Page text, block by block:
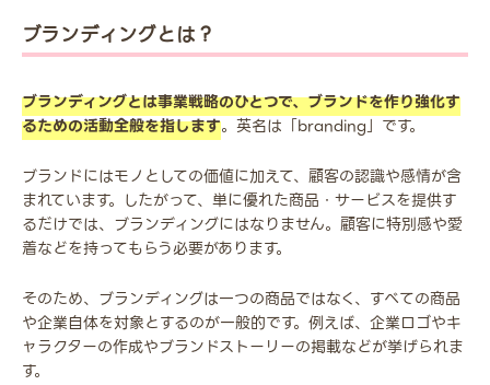
ブランディングとは？
ブランディングとは事業戦略のひとつで、ブランドを作り強化す
るための活動全般を指します。英名は「branding」です。
ブランドにはモノとしての価値に加えて、顧客の認識や感情が含
まれています。したがって、単に優れた商品・サービスを提供す
るだけでは、ブランディングにはなりません。顧客に特別感や愛
着などを持ってもらう必要があります。
そのため、ブランディングは一つの商品ではなく、すべての商品
や企業自体を対象とするのが一般的です。例えば、企業ロゴやキ
ャラクターの作成やブランドストーリーの掲載などが挙げられま
す。